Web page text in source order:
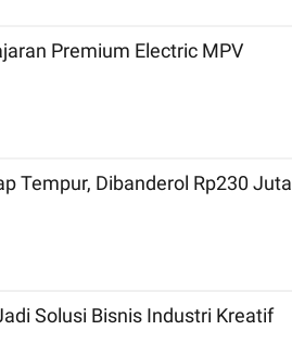
Premium Electric MPV
Tempur, Dibanderol Rp230 Juta
Solusi Bisnis Industri Kreatif